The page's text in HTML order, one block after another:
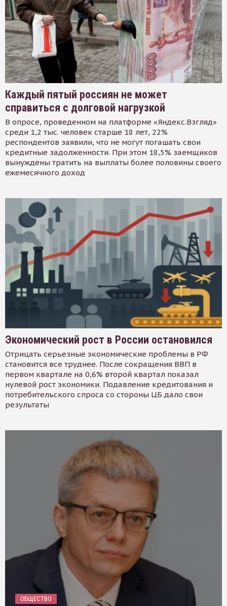
Каждый пятый россиян не может
справиться с долговой нагрузкой
В опросе, проведенном на платформе «Яндекс.Взгляд»
среди 1,2 тыс. человек старше 18 лет, 22%
респондентов заявили, что не могут погашать свои
кредитные задолженности. При этом 18,5% заемщиков
вынуждены тратить на выплаты более половины своего
ежемесячного доход
Экономический рост в России остановился
Отрицать серьезные экономические проблемы в РФ
становится все труднее. После сокращения ВВП в
первом квартале на 0,6% второй квартал показал
нулевой рост экономики. Подавление кредитования и
потребительского спроса со стороны ЦБ дало свои
результаты
ОБЩЕСТВО